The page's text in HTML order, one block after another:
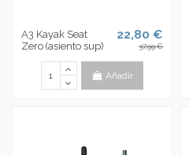
A3 Kayak Seat
Zero (asiento sup)
22,80 €
37,99 €
Añadir